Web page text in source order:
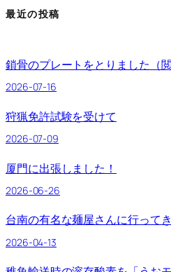
最近の投稿
鎖骨のプレートをとりました（閲
2026-07-16
狩猟免許試験を受けて
2026-07-09
厦門に出張しました！
2026-06-26
台南の有名な麺屋さんに行って
2026-04-13